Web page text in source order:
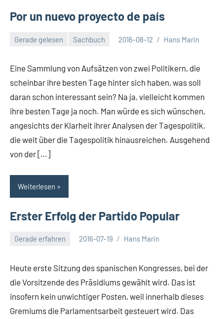
Por un nuevo proyecto de país
Gerade gelesen Sachbuch 2016-08-12 Hans Marin
Eine Sammlung von Aufsätzen von zwei Politikern, die
scheinbar ihre besten Tage hinter sich haben, was soll
daran schon interessant sein? Na ja, vielleicht kommen
ihre besten Tage ja noch. Man würde es sich wünschen,
angesichts der Klarheit ihrer Analysen der Tagespolitik,
die weit über die Tagespolitik hinausreichen. Ausgehend
von der […]
Weiterlesen
Erster Erfolg der Partido Popular
Gerade erfahren 2016-07-19 Hans Marin
Heute erste Sitzung des spanischen Kongresses, bei der
die Vorsitzende des Präsidiums gewählt wird. Das ist
insofern kein unwichtiger Posten, weil innerhalb dieses
Gremiums die Parlamentsarbeit gesteuert wird. Das